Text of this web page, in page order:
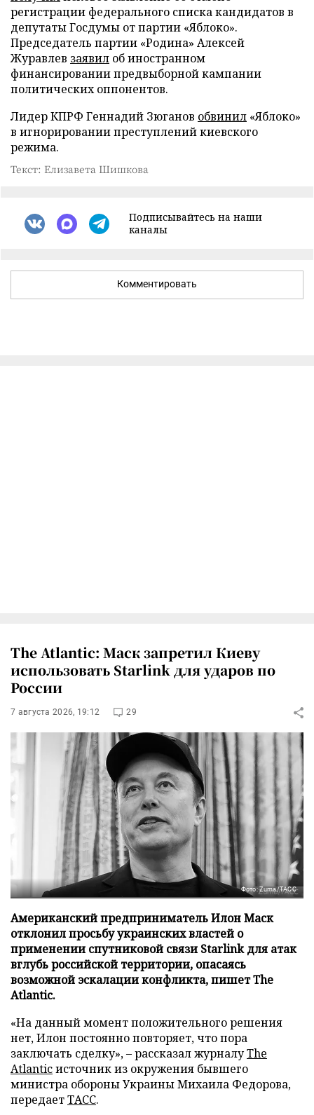
регистрации федерального списка кандидатов в
депутаты Госдумы от партии «Яблоко».
Председатель партии «Родина» Алексей
Журавлев заявил об иностранном
финансировании предвыборной кампании
политических оппонентов.
Лидер КПРФ Геннадий Зюганов обвинил «Яблоко»
в игнорировании преступлений киевского
режима.
Текст: Елизавета Шишкова
Подписывайтесь на наши
каналы
Комментировать
The Atlantic: Маск запретил Киеву
использовать Starlink для ударов по
России
7 августа 2026, 19:12 29
Фото: Zuma/ТАСС
Американский предприниматель Илон Маск
отклонил просьбу украинских властей о
применении спутниковой связи Starlink для атак
вглубь российской территории, опасаясь
возможной эскалации конфликта, пишет The
Atlantic.
«На данный момент положительного решения
нет, Илон постоянно повторяет, что пора
заключать сделку», – рассказал журналуThe
Atlanticисточник из окружения бывшего
министра обороны Украины Михаила Федорова,
передаетТАСС.